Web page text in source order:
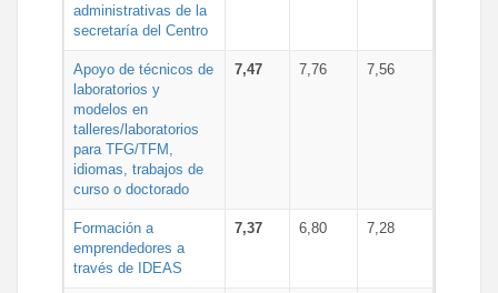
administrativas de la
secretaría del Centro
Apoyo de técnicos de
laboratorios y
modelos en
talleres/laboratorios
para TFG/TFM,
idiomas, trabajos de
curso o doctorado
7,47 7,76 7,56
Formación a
emprendedores a
través de IDEAS
7,37 6,80 7,28